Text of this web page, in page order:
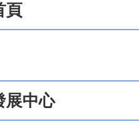
頁
展中心